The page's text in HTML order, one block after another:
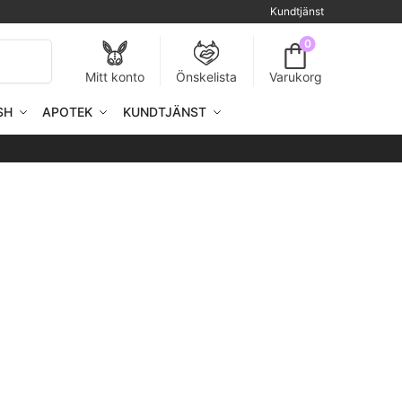
Kundtjänst
Mitt konto
Önskelista
0
Varukorg
APOTEK KUNDTJÄNST